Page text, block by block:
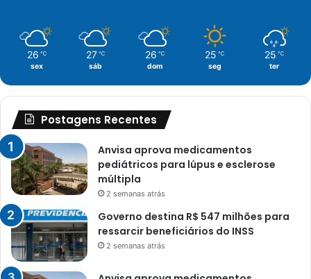
26 ℃
sex
27 ℃
sáb
26 ℃
dom
25 ℃
seg
25 ℃
ter
Postagens Recentes
Anvisa aprova medicamentos
pediátricos para lúpus e esclerose
múltipla
2 semanas atrás
Governo destina R$ 547 milhões para
ressarcir beneficiários do INSS
2 semanas atrás